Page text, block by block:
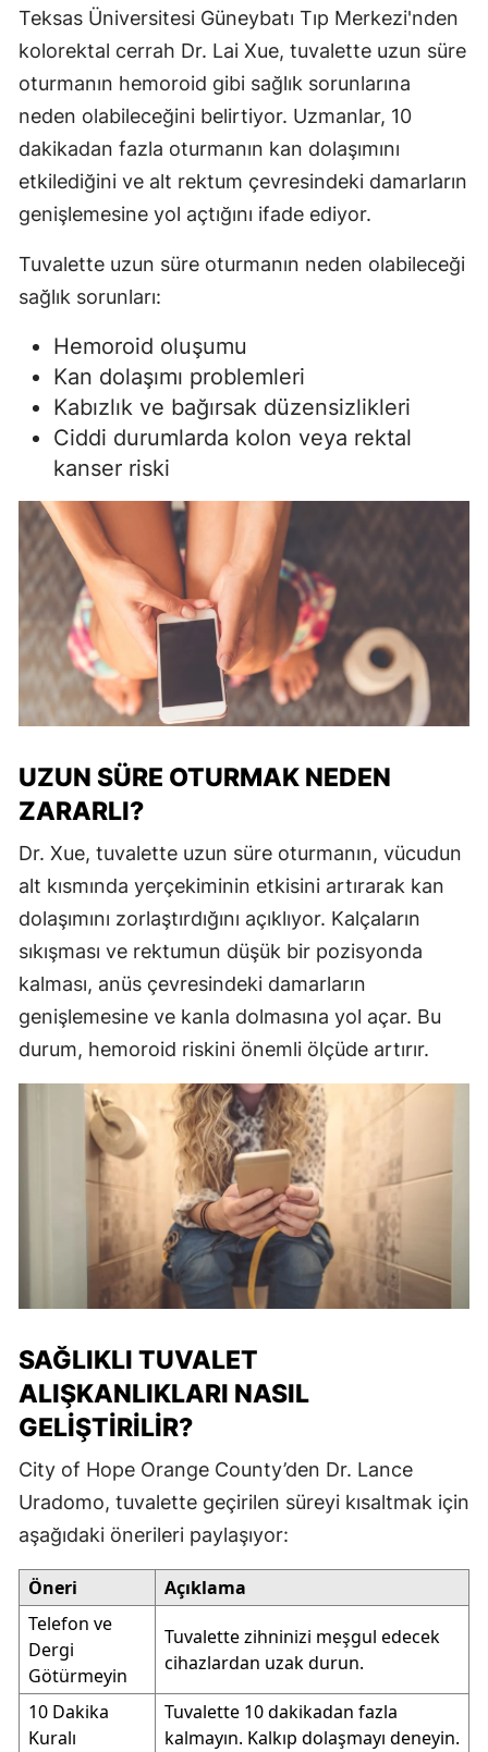
Teksas Üniversitesi Güneybatı Tıp Merkezi'nden
kolorektal cerrah Dr. Lai Xue, tuvalette uzun süre
oturmanın hemoroid gibi sağlık sorunlarına
neden olabileceğini belirtiyor. Uzmanlar, 10
dakikadan fazla oturmanın kan dolaşımını
etkilediğini ve alt rektum çevresindeki damarların
genişlemesine yol açtığını ifade ediyor.
Tuvalette uzun süre oturmanın neden olabileceği
sağlık sorunları:
Hemoroid oluşumu
Kan dolaşımı problemleri
Kabızlık ve bağırsak düzensizlikleri
Ciddi durumlarda kolon veya rektal
kanser riski
UZUN SÜRE OTURMAK NEDEN
ZARARLI?
Dr. Xue, tuvalette uzun süre oturmanın, vücudun
alt kısmında yerçekiminin etkisini artırarak kan
dolaşımını zorlaştırdığını açıklıyor. Kalçaların
sıkışması ve rektumun düşük bir pozisyonda
kalması, anüs çevresindeki damarların
genişlemesine ve kanla dolmasına yol açar. Bu
durum, hemoroid riskini önemli ölçüde artırır.
SAĞLIKLI TUVALET
ALIŞKANLIKLARI NASIL
GELIŞTIRILIR?
City of Hope Orange County’den Dr. Lance
Uradomo, tuvalette geçirilen süreyi kısaltmak için
aşağıdaki önerileri paylaşıyor:
Öneri
Açıklama
Telefon ve
Dergi
Götürmeyin
Tuvalette zihninizi meşgul edecek
cihazlardan uzak durun.
10 Dakika
Kuralı
Tuvalette 10 dakikadan fazla
kalmayın. Kalkıp dolaşmayı deneyin.